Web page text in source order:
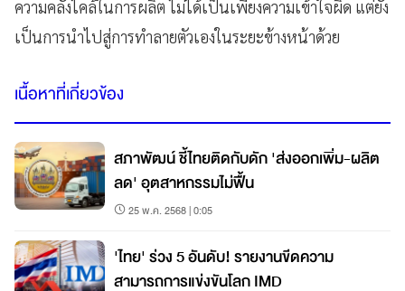
ความคลั่งไคล้ในการผลิต ไม่ได้เป็นเพียงความเข้าใจผิด แต่ยัง
เป็นการนำไปสู่การทำลายตัวเองในระยะข้างหน้าด้วย
เนื้อหาที่เกี่ยวข้อง
สภาพัฒน์ ชี้ไทยติดกับดัก 'ส่งออกเพิ่ม-ผลิต
ลด' อุตสาหกรรมไม่ฟื้น
25 พ.ค. 2568 | 0:05
'ไทย' ร่วง 5 อันดับ! รายงานขีดความ
สามารถการแข่งขันโลก IMD